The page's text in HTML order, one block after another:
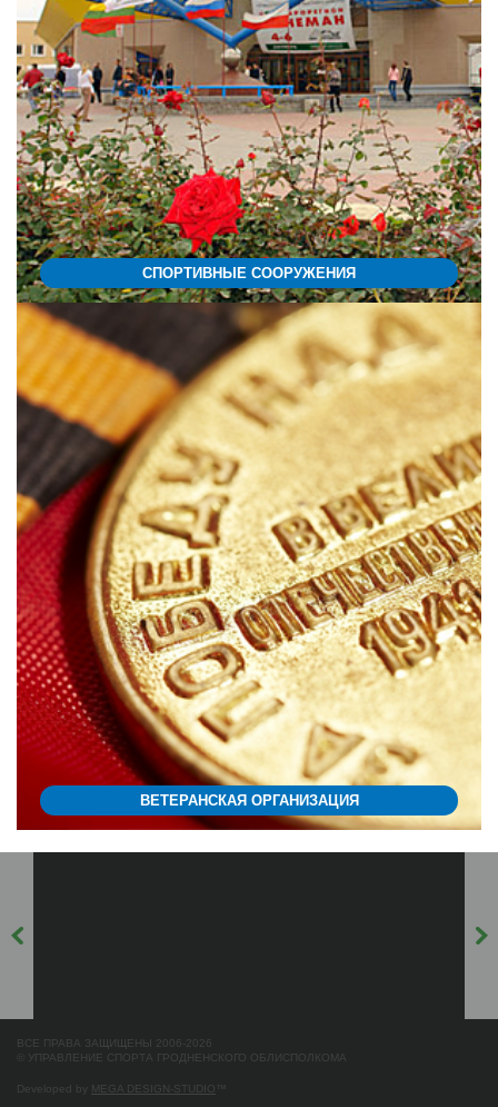
СПОРТИВНЫЕ СООРУЖЕНИЯ
ВЕТЕРАНСКАЯ ОРГАНИЗАЦИЯ
ВСЕ ПРАВА ЗАЩИЩЕНЫ 2006-2026
© УПРАВЛЕНИЕ СПОРТА ГРОДНЕНСКОГО ОБЛИСПОЛКОМА
Developed by MEGA DESIGN-STUDIO ™